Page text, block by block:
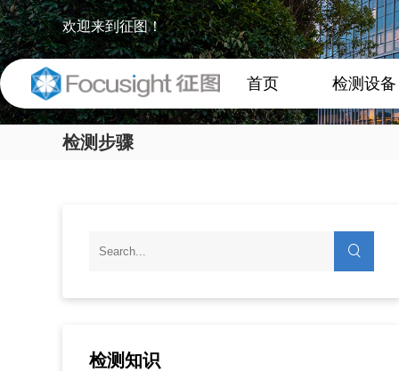
欢迎来到征图！
首页 检测设备
检测步骤
检测知识